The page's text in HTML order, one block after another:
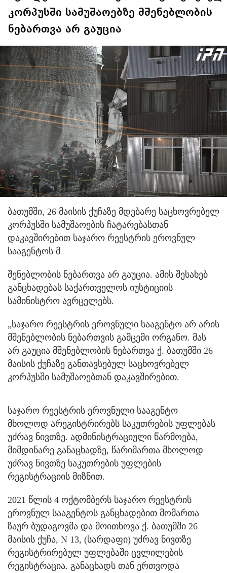
კორპუსში სამუშაოებზე მშენებლობის
ნებართვა არ გაუცია
ბათუმში, 26 მაისის ქუჩაზე მდებარე საცხოვრებელ
კორპუსში სამუშაოების ჩატარებასთან
დაკავშირებით საჯარო რეესტრის ეროვნულ
სააგენტოს მ
შენებლობის ნებართვა არ გაუცია. ამის შესახებ
განცხადებას საქართველოს იუსტიციის
სამინისტრო ავრცელებს.
„საჯარო რეესტრის ეროვნული სააგენტო არ არის
მშენებლობის ნებართვის გამცემი ორგანო. მას
არ გაუცია მშენებლობის ნებართვა ქ. ბათუმში 26
მაისის ქუჩაზე განთავსებულ საცხოვრებელ
კორპუსში სამუშაოებთან დაკავშირებით.
საჯარო რეესტრის ეროვნული სააგენტო
მხოლოდ არეგისტრირებს საკუთრების უფლებას
უძრავ ნივთზე. ადმინისტრაციული წარმოება,
მიმდინარე განაცხადზე, წარიმართა მხოლოდ
უძრავ ნივთზე საკუთრების უფლების
რეგისტრაციის მიზნით.
2021 წლის 4 ოქტომბერს საჯარო რეესტრის
ეროვნულ სააგენტოს განცხადებით მომართა
ზაურ ბუდაგოვმა და მოითხოვა ქ. ბათუმში 26
მაისის ქუჩა, N 13, (სარდაფი) უძრავ ნივთზე
რეგისტრირებულ უფლებაში ცვლილების
რეგისტრაცია. განაცხადს თან ერთვოდა